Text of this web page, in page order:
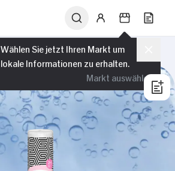
Wählen Sie jetzt Ihren Markt um
lokale Informationen zu erhalten.
Markt auswählen